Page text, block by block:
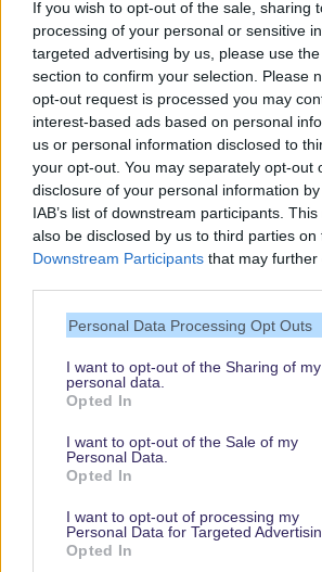
If you wish to opt-out of the sale, sharing
processing of your personal or sensitive
targeted advertising by us, please use
section to confirm your selection. Please
opt-out request is processed you may
interest-based ads based on personal
us or personal information disclosed to
your opt-out. You may separately opt-out
disclosure of your personal information
IAB’s list of downstream participants.
also be disclosed by us to third parties on
Downstream Participants that may
Personal Data Processing Opt Outs
I want to opt-out of the Sharing of my
personal data.
Opted In
I want to opt-out of the Sale of my
Personal Data.
Opted In
I want to opt-out of processing my
Personal Data for Targeted
Opted In
© dein-dlrp | Einige Elemente ©Disney. dein-dlrp ist
Disneyland Paris & Walt Disney World und ist
Disney Company", "EuroDisney S.C.A." oder deren
Partnerunternehmen.